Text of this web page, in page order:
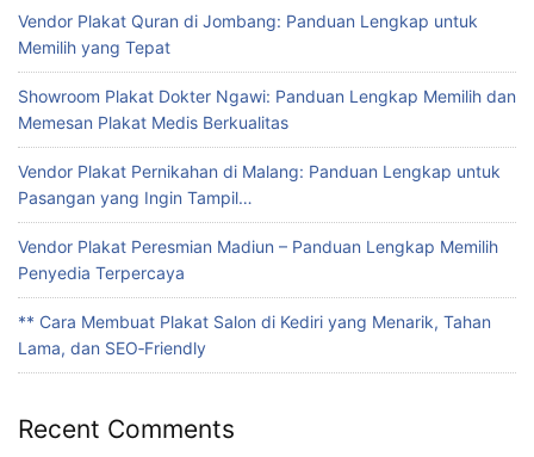
Vendor Plakat Quran di Jombang: Panduan Lengkap untuk
Memilih yang Tepat
Showroom Plakat Dokter Ngawi: Panduan Lengkap Memilih dan
Memesan Plakat Medis Berkualitas
Vendor Plakat Pernikahan di Malang: Panduan Lengkap untuk
Pasangan yang Ingin Tampil…
Vendor Plakat Peresmian Madiun – Panduan Lengkap Memilih
Penyedia Terpercaya
** Cara Membuat Plakat Salon di Kediri yang Menarik, Tahan
Lama, dan SEO‑Friendly
Recent Comments